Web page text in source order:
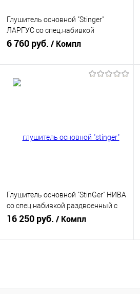
Глушитель основной "Stinger"
ЛАРГУС со спец.набивкой
НЕРЖАВЕЙКА
6 760 руб. / Компл
Глушитель основной "StinGer" НИВА
со спец.набивкой раздвоенный с
насадками нерж
16 250 руб. / Компл